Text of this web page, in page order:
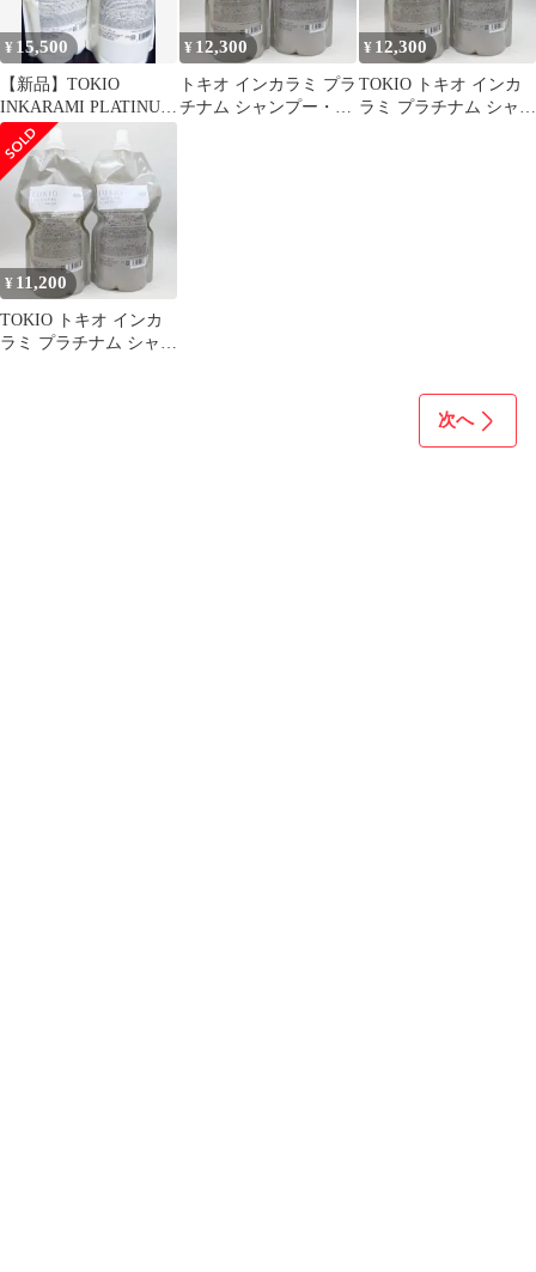
¥ 15,500
【新品】TOKIO
INKARAMI PLATINUM
LIMITED
¥ 12,300
トキオ インカラミ プラ
チナム シャンプー・ト
¥ 12,300
TOKIO トキオ インカ
ラミ プラチナム シャン
¥ 11,200
TOKIO トキオ インカ
ラミ プラチナム シャン
次へ